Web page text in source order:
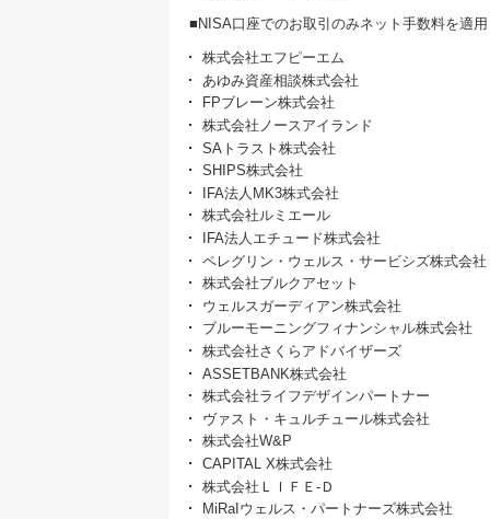
■NISA口座でのお取引のみネット手数料を適
株式会社エフピーエム
あゆみ資産相談株式会社
FPブレーン株式会社
株式会社ノースアイランド
SAトラスト株式会社
SHIPS株式会社
IFA法人MK3株式会社
株式会社ルミエール
IFA法人エチュード株式会社
ペレグリン・ウェルス・サービシズ株式会社
株式会社ブルクアセット
ウェルスガーディアン株式会社
ブルーモーニングフィナンシャル株式会社
株式会社さくらアドバイザーズ
ASSETBANK株式会社
株式会社ライフデザインパートナー
ヴァスト・キュルチュール株式会社
株式会社W&P
CAPITAL X株式会社
株式会社ＬＩＦＥ‐Ｄ
MiRaIウェルス・パートナーズ株式会社